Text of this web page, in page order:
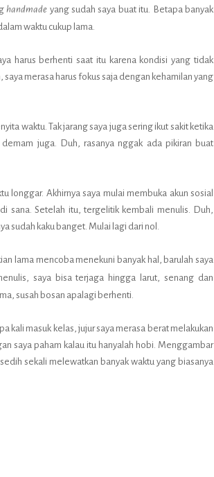
handmade yang sudah saya buat itu. Betapa banyak
waktu cukup lama.
harus berhenti saat itu karena kondisi yang tidak
merasa harus fokus saja dengan kehamilan yang
waktu. Tak jarang saya juga sering ikut sakit ketika
juga. Duh, rasanya nggak ada pikiran buat
longgar. Akhirnya saya mulai membuka akun sosial
sana. Setelah itu, tergelitik kembali menulis. Duh,
sudah kaku banget. Mulai lagi dari nol.
lama mencoba menekuni banyak hal, barulah saya
saya bisa terjaga hingga larut, senang dan
susah bosan apalagi berhenti.
kali masuk kelas, jujur saya merasa berat melakukan
saya paham kalau itu hanyalah hobi. Menggambar
sekali melewatkan banyak waktu yang biasanya